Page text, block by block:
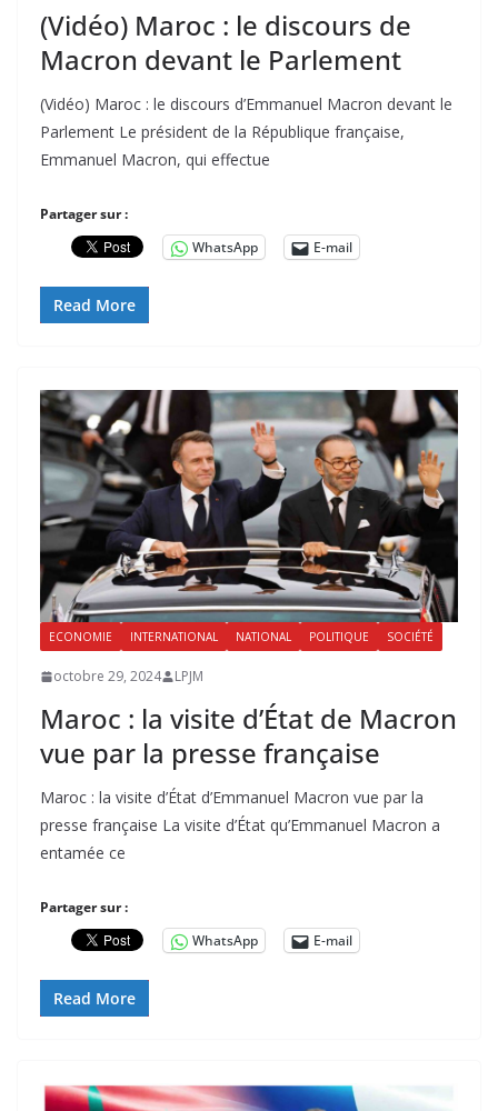
(Vidéo) Maroc : le discours de
Macron devant le Parlement
(Vidéo) Maroc : le discours d’Emmanuel Macron devant le
Parlement Le président de la République française,
Emmanuel Macron, qui effectue
Partager sur :
WhatsApp
E-mail
Read More
ECONOMIE INTERNATIONAL NATIONAL POLITIQUE SOCIÉTÉ
octobre 29, 2024 LPJM
Maroc : la visite d’État de Macron
vue par la presse française
Maroc : la visite d’État d’Emmanuel Macron vue par la
presse française La visite d’État qu’Emmanuel Macron a
entamée ce
Partager sur :
WhatsApp
E-mail
Read More